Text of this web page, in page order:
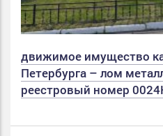
движимое имущество
Петербурга – лом
реестровый номер